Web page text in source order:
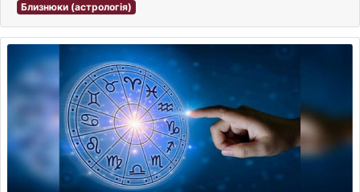
Близнюки (астрологія)